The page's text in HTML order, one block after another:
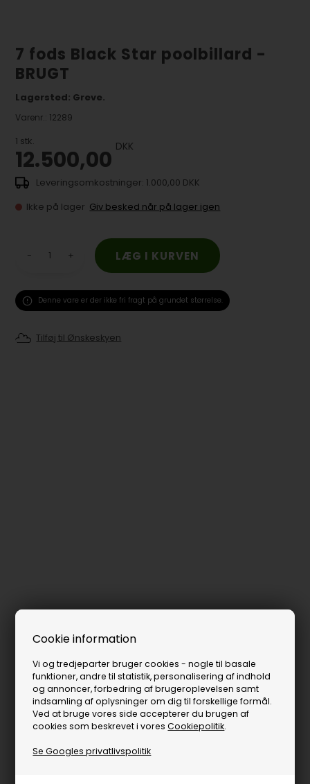
Cookie information
Vi og tredjeparter bruger cookies - nogle til basale
funktioner, andre til statistik, personalisering af indhold
og annoncer, forbedring af brugeroplevelsen samt
indsamling af oplysninger om dig til forskellige formål.
Ved at bruge vores side accepterer du brugen af
cookies som beskrevet i voresCookiepolitik.
Se Googles privatlivspolitik
7 fods Black Star poolbillard -
BRUGT
Lagersted: Greve.
Varenr.: 12289
1 stk.
12.500,00 DKK
1.000,00 DKK
Ikke på lager Giv besked når på lager igen
- +
Denne vare er der ikke fri fragt på grundet størrelse.
Tilføj til Ønskeskyen